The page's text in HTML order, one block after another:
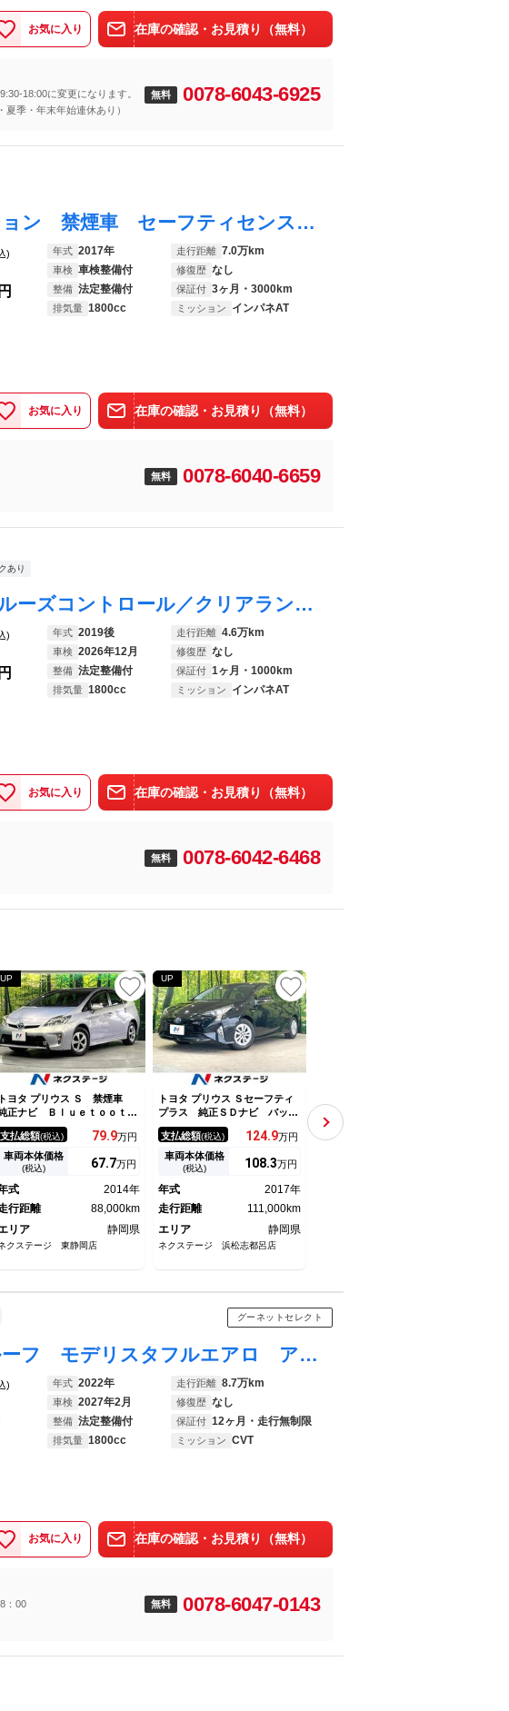
お気に入り 在庫の確認・お見積り（無料）
18:00に変更になります。
季・年末年始連休あり）
無料 0078-6043-6925
プリウス Ａツーリングセレクション 禁煙車 セーフティセンス 純正ナビ バックカメラ パークアシスト ヘッドアップディスプレイ ＬＥＤライト オートハイビーム オートエアコン レーダークルーズコントロール 合皮レザーシート
) 年式 2017年 走行距離 7.0万km
車検 車検整備付 修復歴 なし
整備 法定整備付 保証付 3ヶ月・3000km
排気量 1800cc ミッション インパネAT
お気に入り 在庫の確認・お見積り（無料）
無料 0078-6040-6659
あり
プリウス Ｓ 後期／レーダークルーズコントロール／クリアランスソナー／レーンキープアシスト／衝突軽減／オートハイビーム／スマートキー／プッシュスタート／ＳＤナビ／バックカメラ／ＬＥＤヘッド／オートエアコン
) 年式 2019後 走行距離 4.6万km
車検 2026年12月 修復歴 なし
整備 法定整備付 保証付 1ヶ月・1000km
排気量 1800cc ミッション インパネAT
お気に入り 在庫の確認・お見積り（無料）
無料 0078-6042-6468
UP
トヨタ プリウス Ｓ 禁煙車
正ナビ Ｂｌｕｅｔｏｏｔｈ
生 バックカメラ オートエ
コン ＨＩＤライト オート
ライト ＥＴＣ ステアリング
スイッチ 電動格納ミラー ド
支払総額(税込) 79.9万円
車両本体価格
(税込) 67.7万円
式
2014年
行距離
88,000km
リア
静岡県
クステージ 東静岡店
UP
トヨタ プリウス Ｓセーフティ
プラス 純正ＳＤナビ バック
カメラ 衝突軽減 Ｂｌｕｅｔ
ｏｏｔｈ レーダークルーズ
禁煙車 ドラレコ コーナーセ
ンサー スマートキー ＬＥＤ
正１５インチアルミ オートハ
イビーム
支払総額(税込) 124.9万円
車両本体価格
(税込) 108.3万円
年式
2017年
走行距離
111,000km
エリア
静岡県
ネクステージ 浜松志都呂店
セレクション ＳＤナビ バッ
クカメラ 禁煙車 Ｂｌｕｅｔ
ｏｏｔｈ ドラレコ スマート
支払総額
グーネットセレクト
プリウス Ａプレミアム サンルーフ モデリスタフルエアロ アルパイン１１インチナビ 地デジ ＤＶＤ 全方位カメラ ＥＴＣ シートクーラーヒーター 黒革シート ＷＯＲＫ１９インチＡＷ セーフティセンス ＢＳＭ スペアキー
) 年式 2022年 走行距離 8.7万km
車検 2027年2月 修復歴 なし
整備 法定整備付 保証付 12ヶ月・走行無制限
排気量 1800cc ミッション CVT
お気に入り 在庫の確認・お見積り（無料）
：00
無料 0078-6047-0143